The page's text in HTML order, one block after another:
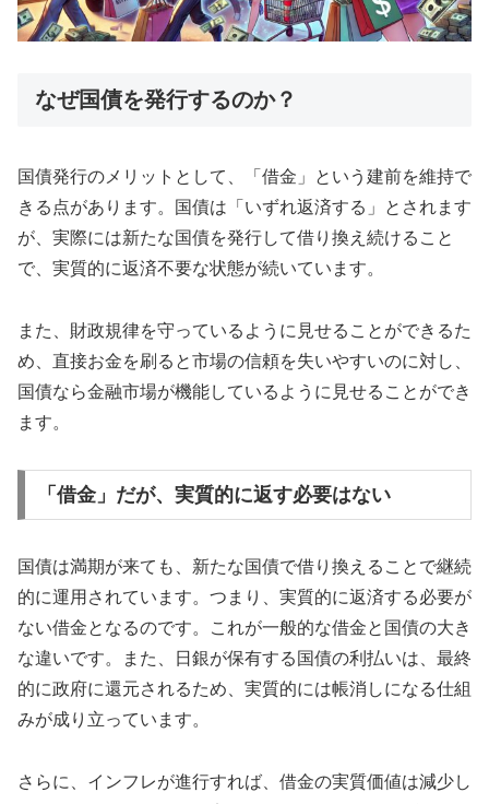
なぜ国債を発行するのか？
国債発行のメリットとして、「借金」という建前を維持で
きる点があります。国債は「いずれ返済する」とされます
が、実際には新たな国債を発行して借り換え続けること
で、実質的に返済不要な状態が続いています。
また、財政規律を守っているように見せることができるた
め、直接お金を刷ると市場の信頼を失いやすいのに対し、
国債なら金融市場が機能しているように見せることができ
ます。
「借金」だが、実質的に返す必要はない
国債は満期が来ても、新たな国債で借り換えることで継続
的に運用されています。つまり、実質的に返済する必要が
ない借金となるのです。これが一般的な借金と国債の大き
な違いです。また、日銀が保有する国債の利払いは、最終
的に政府に還元されるため、実質的には帳消しになる仕組
みが成り立っています。
さらに、インフレが進行すれば、借金の実質価値は減少し